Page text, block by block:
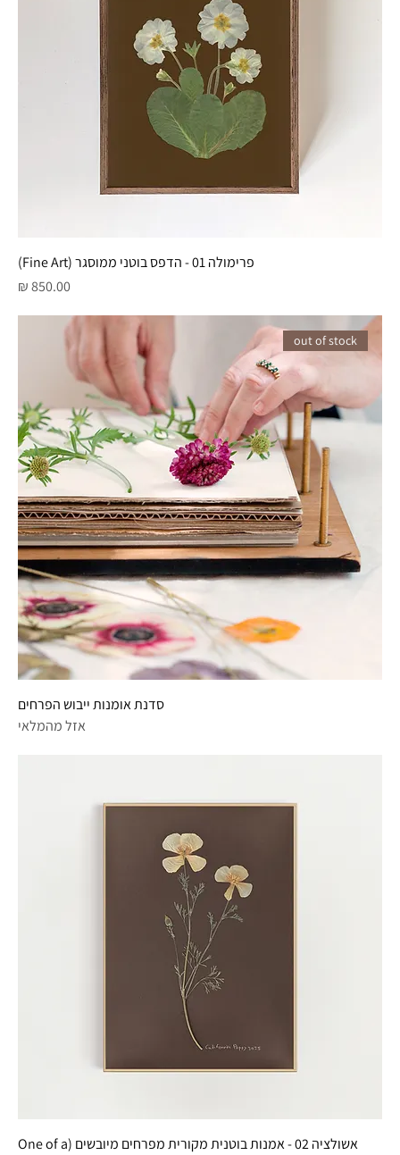
פרימולה 01 - הדפס בוטני ממוסגר (Fine Art)
מחיר
out of stock
סדנת אומנות ייבוש הפרחים
אזל מהמלאי
אשולציה 02 - אמנות בוטנית מקורית מפרחים מיובשים (One of a